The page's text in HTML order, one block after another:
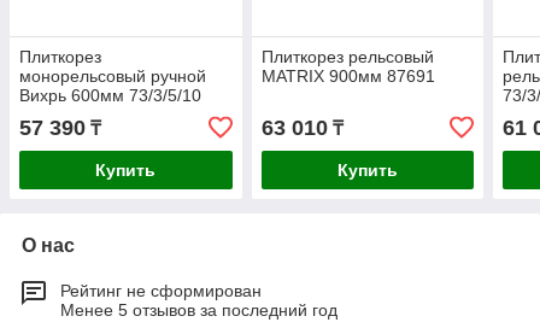
Плиткорез
монорельсовый ручной
Вихрь 600мм 73/3/5/10
57 390 ₸
Купить
Плиткорез рельсовый
MATRIX 900мм 87691
63 010₸
Купить
73/
61
О нас
Рейтинг не сформирован
Менее 5 отзывов за последний год